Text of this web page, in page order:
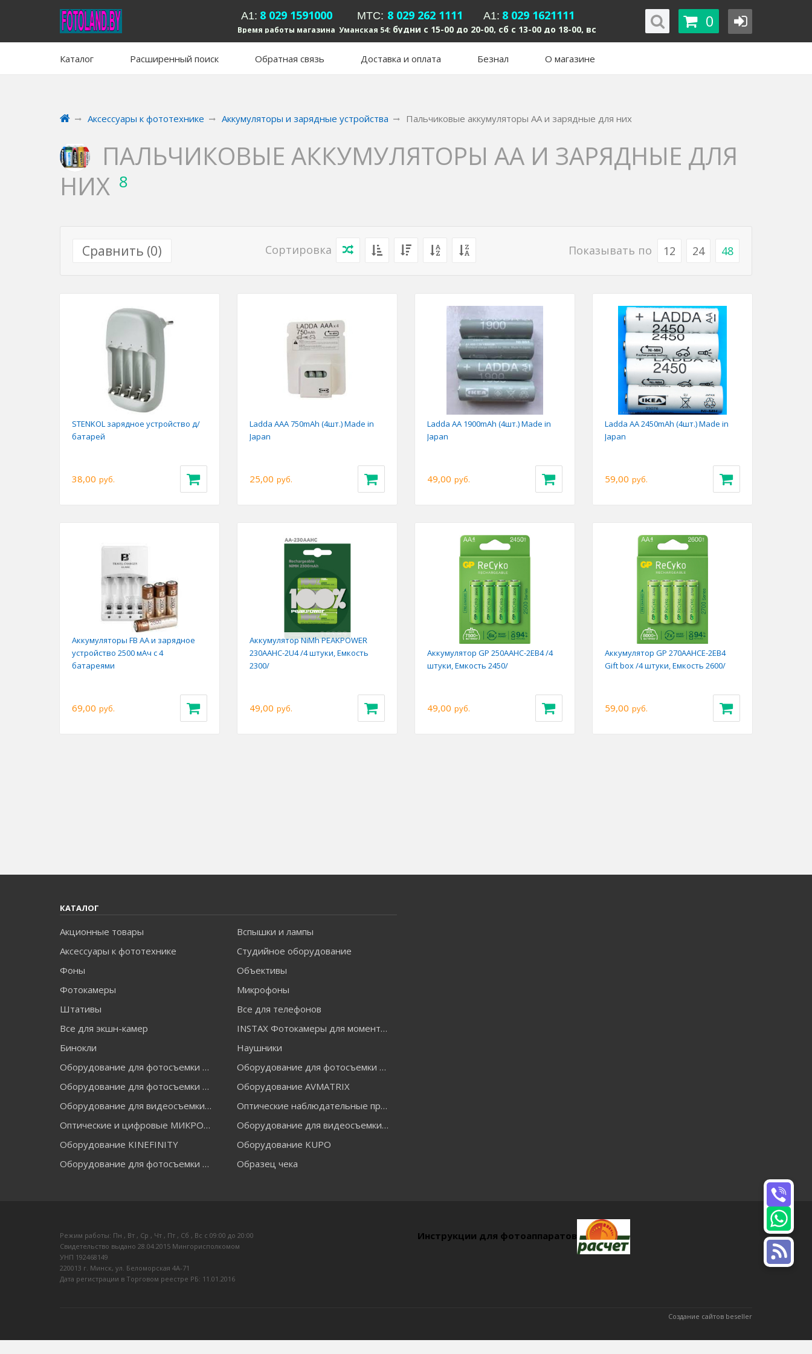
А1: 8 029 1591000 MTC: 8 029 262 1111 А1: 8 029 1621111
Время работы магазина Уманская 54: будни с 15-00 до 20-00, сб с 13-00 до 18-00, вс
вых
0
Каталог Расширенный поиск Обратная связь Доставка и оплата Безнал О магазине
Аксессуары к фототехнике Аккумуляторы и зарядные устройства Пальчиковые аккумуляторы AA и зарядные для них
ПАЛЬЧИКОВЫЕ АККУМУЛЯТОРЫ AA И ЗАРЯДНЫЕ ДЛЯ
НИХ 8
Сравнить (0) Показывать по 12 24 48
Сортировка
STENKOL зарядное устройство д/
батарей
38,00 руб.
Ladda AAA 750mAh (4шт.) Made in
Japan
25,00 руб.
Ladda AA 1900mAh (4шт.) Made in
Japan
49,00 руб.
Ladda AA 2450mAh (4шт.) Made in
Japan
59,00 руб.
Аккумуляторы FB AA и зарядное
устройство 2500 мАч с 4
батареями
69,00 руб.
Аккумулятор NiMh PEAKPOWER
230AAHC-2U4 /4 штуки, Емкость
2300/
49,00 руб.
Аккумулятор GP 250AAHC-2EB4 /4
штуки, Емкость 2450/
49,00 руб.
Аккумулятор GP 270AAHCE-2EB4
Gift box /4 штуки, Емкость 2600/
59,00 руб.
КАТАЛОГ
Акционные товары
Вспышки и лампы
Аксессуары к фототехнике
Студийное оборудование
Фоны
Объективы
Фотокамеры
Микрофоны
Штативы
Все для телефонов
Все для экшн-камер
INSTAX Фотокамеры для моментальной печати и аксессуары
Бинокли
Наушники
Оборудование для фотосъемки FALCON EYES
Оборудование для фотосъемки GODOX
Оборудование для фотосъемки GRIFON
Оборудование AVMATRIX
Оборудование для видеосъемки GREENBEAN
Оптические наблюдательные приборы
Оптические и цифровые МИКРОСКОПЫ "МИКРОМЕД"
Оборудование для видеосъемки ACCSOON
Оборудование KINEFINITY
Оборудование KUPO
Оборудование для фотосъемки RAYLAB
Образец чека
Режим работы: Пн , Вт , Ср , Чт , Пт , Сб , Вс c 09:00 до 20:00
Свидетельство выдано 28.04.2015 Мингорисполкомом
УНП 192468149
220013 г. Минск, ул. Беломорская 4А-71
Дата регистрации в Торговом реестре РБ: 11.01.2016
Инструкции для фотоаппаратов
Создание сайтов beseller